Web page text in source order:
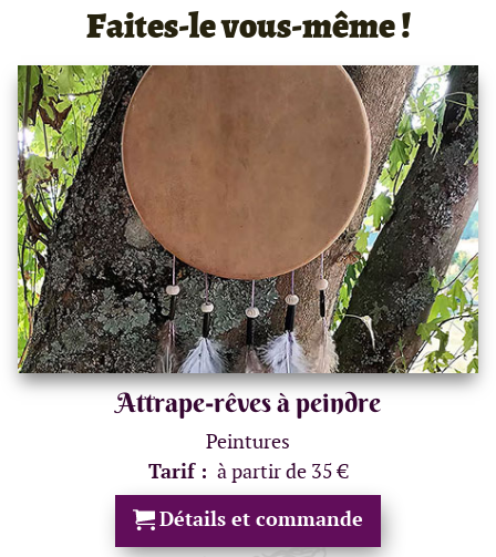
Faites-le vous-même !
Attrape-rêves à peindre
Peintures
Tarif : à partir de 35 €
Détails et commande